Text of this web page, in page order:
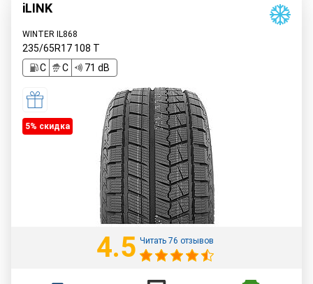
iLINK
WINTER IL868
235/65R17 108 T
C
C 71 dB
5% cкидка
4.5 Читать 76 отзывов